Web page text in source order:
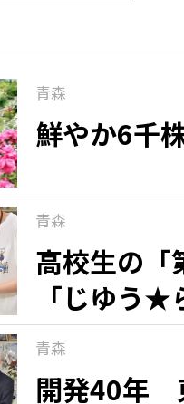
青森
鮮やか6千
青森
高校生の
「じゆう★
青森
開発40年